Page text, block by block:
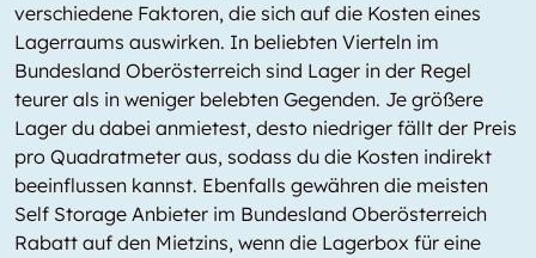
verschiedene Faktoren, die sich auf die Kosten eines
Lagerraums auswirken. In beliebten Vierteln im
Bundesland Oberösterreich sind Lager in der Regel
teurer als in weniger belebten Gegenden. Je größere
Lager du dabei anmietest, desto niedriger fällt der Preis
pro Quadratmeter aus, sodass du die Kosten indirekt
beeinflussen kannst. Ebenfalls gewähren die meisten
Self Storage Anbieter im Bundesland Oberösterreich
Rabatt auf den Mietzins, wenn die Lagerbox für eine